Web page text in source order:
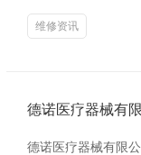
维修资讯
德诺医疗器械有
德诺医疗器械有限